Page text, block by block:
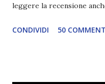
leggere la recensione
Green sono state delle
CONDIVIDI 50